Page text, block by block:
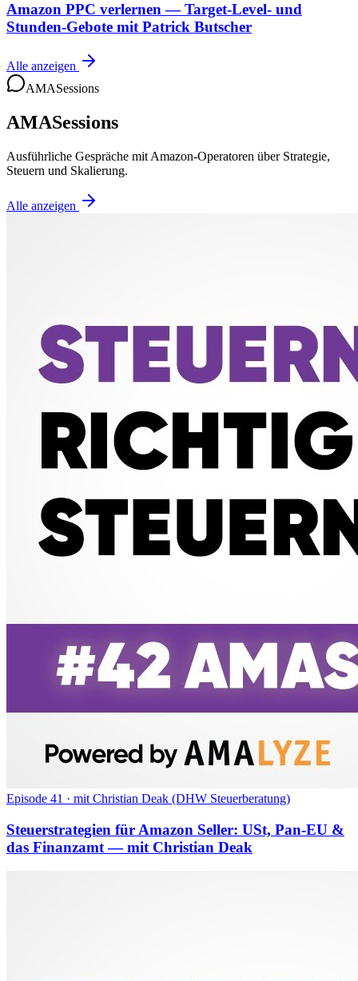
Amazon PPC verlernen — Target-Level- und
Stunden-Gebote mit Patrick Butscher
Alle anzeigen
AMASessions
AMASessions
Ausführliche Gespräche mit Amazon-Operatoren über Strategie,
Steuern und Skalierung.
Alle anzeigen
Episode 41 · mit Christian Deak (DHW Steuerberatung)
Steuerstrategien für Amazon Seller: USt, Pan-EU &
das Finanzamt — mit Christian Deak